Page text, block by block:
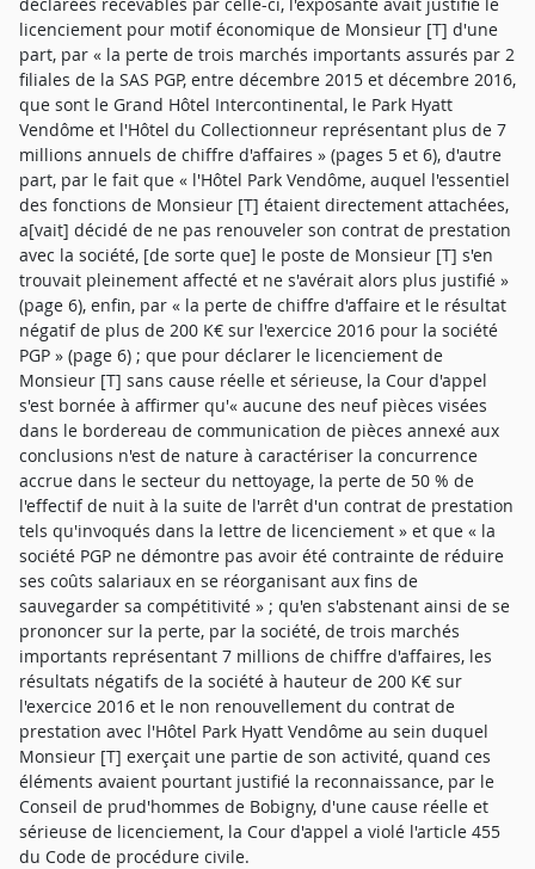
licenciement pour motif économique de Monsieur [T] d'une
part, par « la perte de trois marchés importants assurés par 2
filiales de la SAS PGP, entre décembre 2015 et décembre 2016,
que sont le Grand Hôtel Intercontinental, le Park Hyatt
Vendôme et l'Hôtel du Collectionneur représentant plus de 7
millions annuels de chiffre d'affaires » (pages 5 et 6), d'autre
part, par le fait que « l'Hôtel Park Vendôme, auquel l'essentiel
des fonctions de Monsieur [T] étaient directement attachées,
a[vait] décidé de ne pas renouveler son contrat de prestation
avec la société, [de sorte que] le poste de Monsieur [T] s'en
trouvait pleinement affecté et ne s'avérait alors plus justifié »
(page 6), enfin, par « la perte de chiffre d'affaire et le résultat
négatif de plus de 200 K€ sur l'exercice 2016 pour la société
PGP » (page 6) ; que pour déclarer le licenciement de
Monsieur [T] sans cause réelle et sérieuse, la Cour d'appel
s'est bornée à affirmer qu'« aucune des neuf pièces visées
dans le bordereau de communication de pièces annexé aux
conclusions n'est de nature à caractériser la concurrence
accrue dans le secteur du nettoyage, la perte de 50 % de
l'effectif de nuit à la suite de l'arrêt d'un contrat de prestation
tels qu'invoqués dans la lettre de licenciement » et que « la
société PGP ne démontre pas avoir été contrainte de réduire
ses coûts salariaux en se réorganisant aux fins de
sauvegarder sa compétitivité » ; qu'en s'abstenant ainsi de se
prononcer sur la perte, par la société, de trois marchés
importants représentant 7 millions de chiffre d'affaires, les
résultats négatifs de la société à hauteur de 200 K€ sur
l'exercice 2016 et le non renouvellement du contrat de
prestation avec l'Hôtel Park Hyatt Vendôme au sein duquel
Monsieur [T] exerçait une partie de son activité, quand ces
éléments avaient pourtant justifié la reconnaissance, par le
Conseil de prud'hommes de Bobigny, d'une cause réelle et
sérieuse de licenciement, la Cour d'appel a violé l'article 455
du Code de procédure civile.